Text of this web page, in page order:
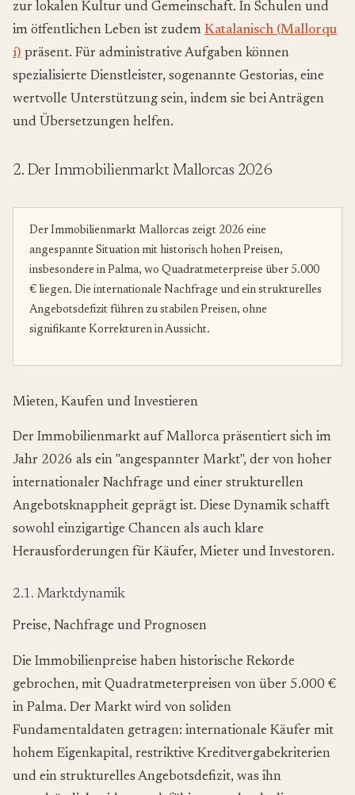
zur lokalen Kultur und Gemeinschaft. In Schulen und
im öffentlichen Leben ist zudem Katalanisch (Mallorqu
í) präsent. Für administrative Aufgaben können
spezialisierte Dienstleister, sogenannte Gestorias, eine
wertvolle Unterstützung sein, indem sie bei Anträgen
und Übersetzungen helfen.
2. Der Immobilienmarkt Mallorcas 2026
Der Immobilienmarkt Mallorcas zeigt 2026 eine
angespannte Situation mit historisch hohen Preisen,
insbesondere in Palma, wo Quadratmeterpreise über 5.000
€ liegen. Die internationale Nachfrage und ein strukturelles
Angebotsdefizit führen zu stabilen Preisen, ohne
signifikante Korrekturen in Aussicht.
Mieten, Kaufen und Investieren
Der Immobilienmarkt auf Mallorca präsentiert sich im
Jahr 2026 als ein "angespannter Markt", der von hoher
internationaler Nachfrage und einer strukturellen
Angebotsknappheit geprägt ist. Diese Dynamik schafft
sowohl einzigartige Chancen als auch klare
Herausforderungen für Käufer, Mieter und Investoren.
2.1. Marktdynamik
Preise, Nachfrage und Prognosen
Die Immobilienpreise haben historische Rekorde
gebrochen, mit Quadratmeterpreisen von über 5.000 €
in Palma. Der Markt wird von soliden
Fundamentaldaten getragen: internationale Käufer mit
hohem Eigenkapital, restriktive Kreditvergabekriterien
und ein strukturelles Angebotsdefizit, was ihn